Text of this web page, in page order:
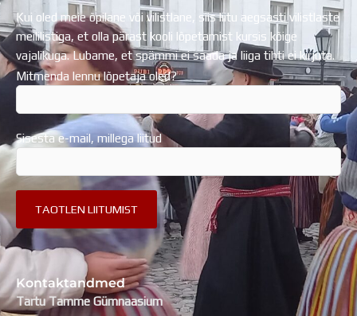
Kui oled meie õpilane või vilistlane, siis liitu aegsasti vilistlaste
meililistiga, et olla pärast kooli lõpetamist kursis kõige
vajalikuga. Lubame, et spämmi ei saada ja liiga tihti ei kirjuta.
Mitmenda lennu lõpetaja oled?
Sisesta e-mail, millega liitud
Kontaktandmed
Tartu Tamme Gümnaasium